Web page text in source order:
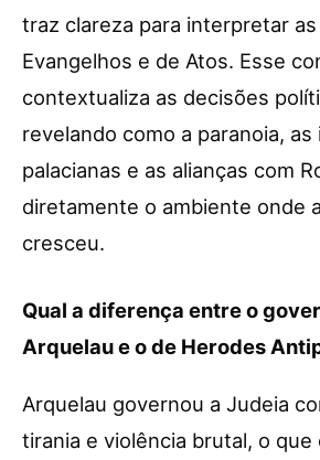
traz clareza para interpretar
Evangelhos e de Atos. Esse
contextualiza as decisões
revelando como a paranoia, as
palacianas e as alianças com
diretamente o ambiente onde
cresceu.
Qual a diferença entre o
Arquelau e o de Herodes
Arquelau governou a Judeia
tirania e violência brutal, o que